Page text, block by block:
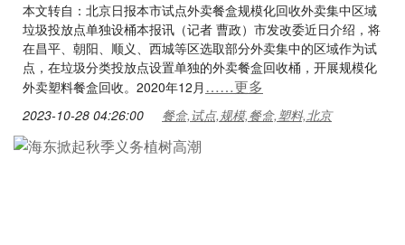
本文转自：北京日报本市试点外卖餐盒规模化回收外卖集中区域
垃圾投放点单独设桶本报讯（记者 曹政）市发改委近日介绍，将
在昌平、朝阳、顺义、西城等区选取部分外卖集中的区域作为试
点，在垃圾分类投放点设置单独的外卖餐盒回收桶，开展规模化
外卖塑料餐盒回收。2020年12月 ……更多
2023-10-28 04:26:00 餐盒,试点,规模,餐盒,塑料,北京